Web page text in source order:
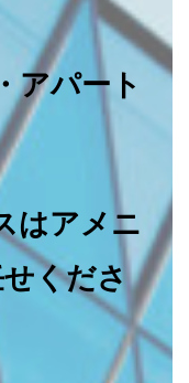
アパート
はアメニ
くださ